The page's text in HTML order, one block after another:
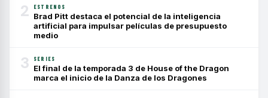
2 ESTRENOS
Brad Pitt destaca el potencial de la inteligencia
artificial para impulsar películas de presupuesto
medio
3 SERIES
El final de la temporada 3 de House of the Dragon
marca el inicio de la Danza de los Dragones